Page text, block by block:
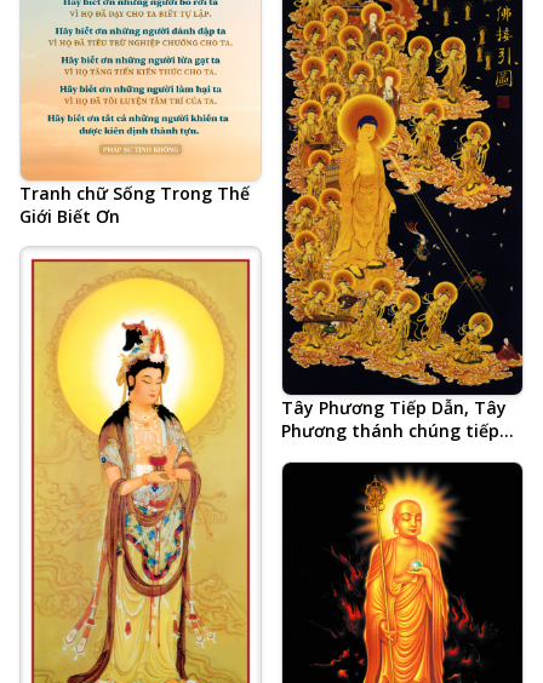
Tranh chữ Sống Trong Thế
Giới Biết Ơn
Tây Phương Tiếp Dẫn, Tây
Phương thánh chúng tiếp
Cực Lạc, A Di Đà Phật, Quan
Thế Âm Bồ Tát, Đại Thế Chí
Bồ Tát, 48 đại nguyện của
Phật A Di Đà, vãng sinh Thế
Giới Tây Phương Cực Lạc